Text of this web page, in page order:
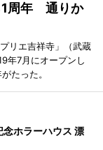
1周年 通りか
リエ吉祥寺」（武蔵
年7月にオープンし
たった。
ホラーハウス 漂